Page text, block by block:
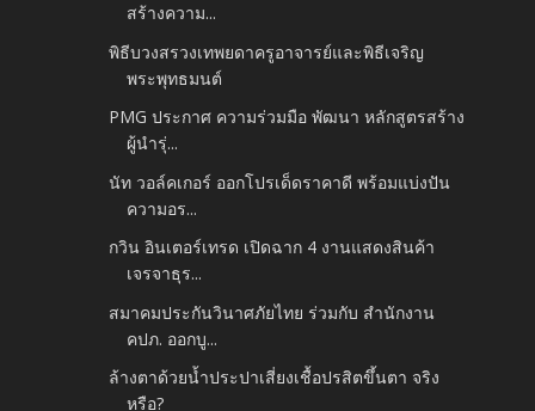
สร้างความ...
พิธีบวงสรวงเทพยดาครูอาจารย์และพิธีเจริญ
พระพุทธมนต์
PMG ประกาศ ความร่วมมือ พัฒนา หลักสูตรสร้าง
ผู้นำรุ่...
นัท วอล์คเกอร์ ออกโปรเด็ดราคาดี พร้อมแบ่งปัน
ความอร...
กวิน อินเตอร์เทรด เปิดฉาก 4 งานแสดงสินค้า
เจรจาธุร...
สมาคมประกันวินาศภัยไทย ร่วมกับ สำนักงาน
คปภ. ออกบู...
ล้างตาด้วยน้ำประปาเสี่ยงเชื้อปรสิตขึ้นตา จริง
หรือ?